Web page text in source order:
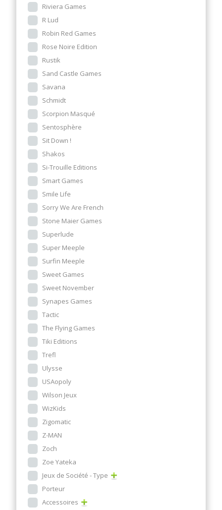
Riviera Games
R Lud
Robin Red Games
Rose Noire Edition
Rustik
Sand Castle Games
Savana
Schmidt
Scorpion Masqué
Sentosphère
Sit Down !
Shakos
Si-Trouille Editions
Smart Games
Smile Life
Sorry We Are French
Stone Maier Games
Superlude
Super Meeple
Surfin Meeple
Sweet Games
Sweet November
Synapes Games
Tactic
The Flying Games
Tiki Editions
Trefl
Ulysse
USAopoly
Wilson Jeux
WizKids
Zigomatic
Z-MAN
Zoch
Zoe Yateka
Jeux de Société - Type
Porteur
Accessoires